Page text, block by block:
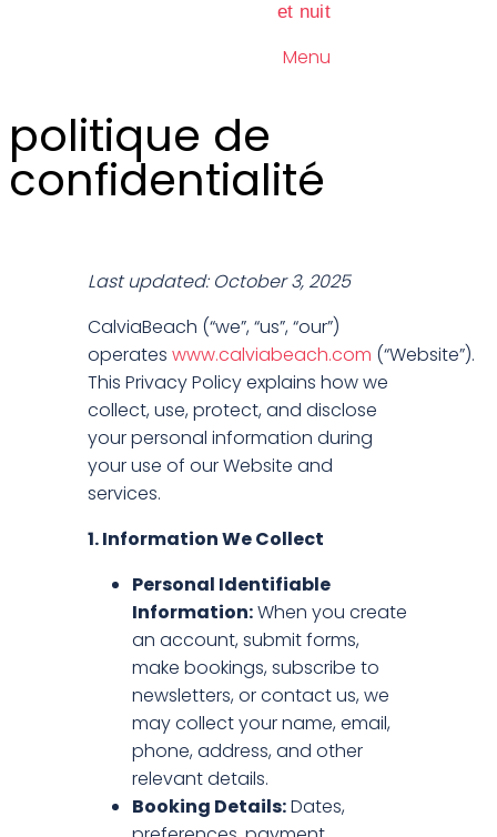
et nuit
Menu
politique de
confidentialité
Last updated: October 3, 2025
CalviaBeach (“we”, “us”, “our”)
operates www.calviabeach.com (“Website”).
This Privacy Policy explains how we
collect, use, protect, and disclose
your personal information during
your use of our Website and
services.
1. Information We Collect
Personal Identifiable
Information:When you create
an account, submit forms,
make bookings, subscribe to
newsletters, or contact us, we
may collect your name, email,
phone, address, and other
relevant details.
Booking Details:Dates,